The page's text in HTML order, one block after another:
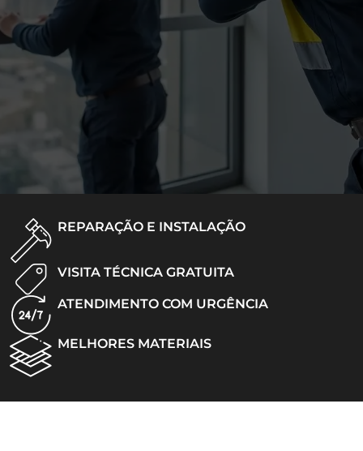
REPARAÇÃO E INSTALAÇÃO
VISITA TÉCNICA GRATUITA
ATENDIMENTO COM URGÊNCIA
MELHORES MATERIAIS